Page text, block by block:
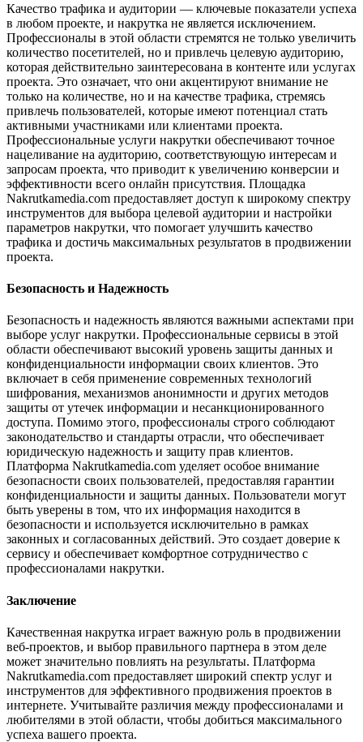
Качество трафика и аудитории — ключевые показатели успеха
в любом проекте, и накрутка не является исключением.
Профессионалы в этой области стремятся не только увеличить
количество посетителей, но и привлечь целевую аудиторию,
которая действительно заинтересована в контенте или услугах
проекта. Это означает, что они акцентируют внимание не
только на количестве, но и на качестве трафика, стремясь
привлечь пользователей, которые имеют потенциал стать
активными участниками или клиентами проекта.
Профессиональные услуги накрутки обеспечивают точное
нацеливание на аудиторию, соответствующую интересам и
запросам проекта, что приводит к увеличению конверсии и
эффективности всего онлайн присутствия. Площадка
Nakrutkamedia.com предоставляет доступ к широкому спектру
инструментов для выбора целевой аудитории и настройки
параметров накрутки, что помогает улучшить качество
трафика и достичь максимальных результатов в продвижении
проекта.
Безопасность и Надежность
Безопасность и надежность являются важными аспектами при
выборе услуг накрутки. Профессиональные сервисы в этой
области обеспечивают высокий уровень защиты данных и
конфиденциальности информации своих клиентов. Это
включает в себя применение современных технологий
шифрования, механизмов анонимности и других методов
защиты от утечек информации и несанкционированного
доступа. Помимо этого, профессионалы строго соблюдают
законодательство и стандарты отрасли, что обеспечивает
юридическую надежность и защиту прав клиентов.
Платформа Nakrutkamedia.com уделяет особое внимание
безопасности своих пользователей, предоставляя гарантии
конфиденциальности и защиты данных. Пользователи могут
быть уверены в том, что их информация находится в
безопасности и используется исключительно в рамках
законных и согласованных действий. Это создает доверие к
сервису и обеспечивает комфортное сотрудничество с
профессионалами накрутки.
Заключение
Качественная накрутка играет важную роль в продвижении
веб-проектов, и выбор правильного партнера в этом деле
может значительно повлиять на результаты. Платформа
Nakrutkamedia.com предоставляет широкий спектр услуг и
инструментов для эффективного продвижения проектов в
интернете. Учитывайте различия между профессионалами и
любителями в этой области, чтобы добиться максимального
успеха вашего проекта.